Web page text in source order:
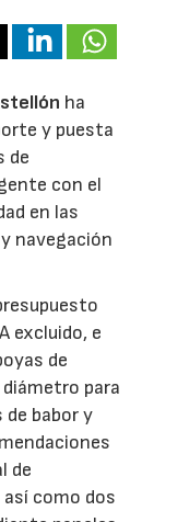
ha
y puesta
de
con el
en las
navegación
excluido, e
de
para
de babor y
de
como dos